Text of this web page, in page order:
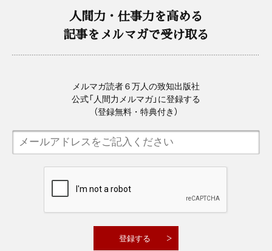
人間力・仕事力を高める
記事をメルマガで受け取る
メルマガ読者６万人の致知出版社
公式「人間力メルマガ」に登録する
（登録無料・特典付き）